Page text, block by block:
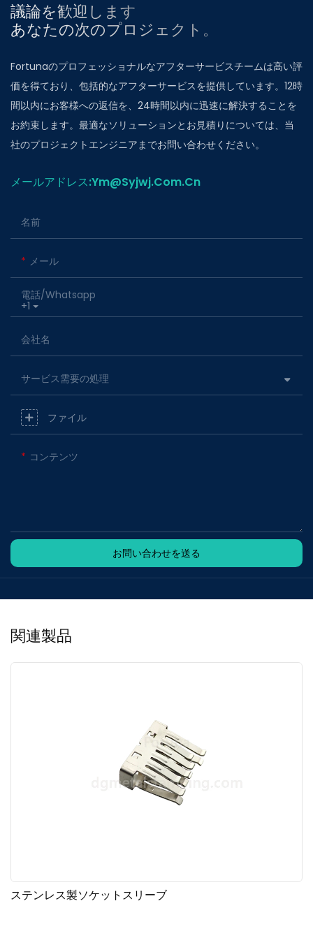
議論を歓迎します
あなたの次のプロジェクト。
Fortunaのプロフェッショナルなアフターサービスチームは高い評
価を得ており、包括的なアフターサービスを提供しています。12時
間以内にお客様への返信を、24時間以内に迅速に解決することを
お約束します。最適なソリューションとお見積りについては、当
社のプロジェクトエンジニアまでお問い合わせください。
メールアドレス:ym@Syjwj.Com.Cn
名前
メール
+1
電話/whatsapp
会社名
サービス需要の処理
ファイル
コンテンツ
お問い合わせを送る
関連製品
ステンレス製ソケットスリーブ